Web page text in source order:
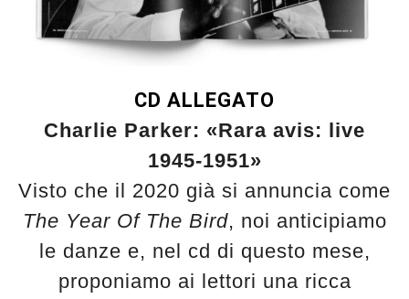
CD ALLEGATO
Charlie Parker: «Rara avis: live
1945-1951»
Visto che il 2020 già si annuncia come
The Year Of The Bird, noi anticipiamo
le danze e, nel cd di questo mese,
proponiamo ai lettori una ricca